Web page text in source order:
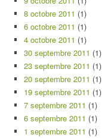
8 octobre 2011 (1)
6 octobre 2011 (1)
4 octobre 2011 (1)
30 septembre 2011 (1)
23 septembre 2011 (1)
20 septembre 2011 (1)
19 septembre 2011 (1)
7 septembre 2011 (1)
6 septembre 2011 (1)
1 septembre 2011 (1)